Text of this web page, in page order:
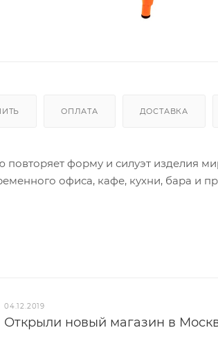
ОПЛАТА ДОСТАВКА
повторяет форму и силуэт изделия
офиса, кафе, кухни, бара и
04.12.2019
Открыли новый магазин в